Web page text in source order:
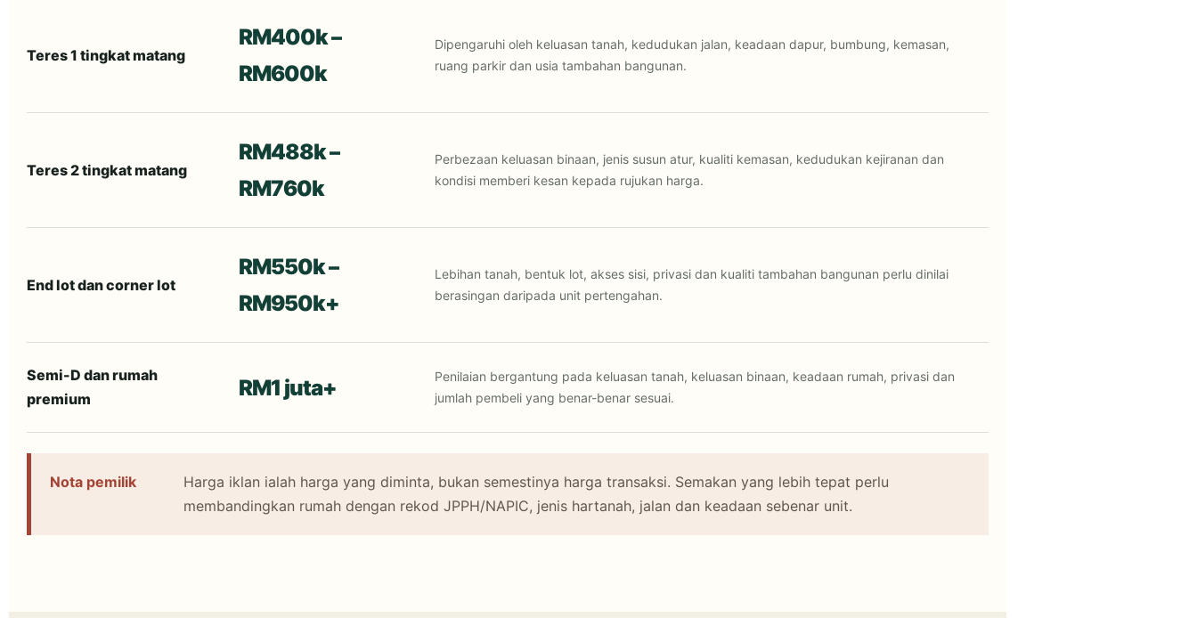
Teres 1 tingkat matang
RM400k –
RM600k
Dipengaruhi oleh keluasan tanah, kedudukan jalan, keadaan dapur, bumbung, kemasan,
ruang parkir dan usia tambahan bangunan.
Teres 2 tingkat matang
RM488k –
RM760k
Perbezaan keluasan binaan, jenis susun atur, kualiti kemasan, kedudukan kejiranan dan
kondisi memberi kesan kepada rujukan harga.
End lot dan corner lot
RM550k –
RM950k+
Lebihan tanah, bentuk lot, akses sisi, privasi dan kualiti tambahan bangunan perlu dinilai
berasingan daripada unit pertengahan.
Semi-D dan rumah
premium
RM1 juta+
Penilaian bergantung pada keluasan tanah, keluasan binaan, keadaan rumah, privasi dan
jumlah pembeli yang benar-benar sesuai.
Nota pemilik
Harga iklan ialah harga yang diminta, bukan semestinya harga transaksi. Semakan yang lebih tepat perlu
membandingkan rumah dengan rekod JPPH/NAPIC, jenis hartanah, jalan dan keadaan sebenar unit.